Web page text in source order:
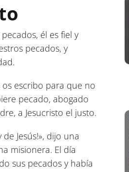
él es fiel y
pecados, y
os escribo para que no
pecado, abogado
a Jesucristo el justo.
Jesús!», dijo una
misionera. El día
sus pecados y había